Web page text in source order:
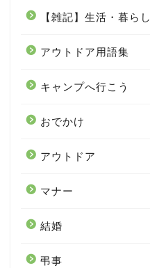
【雑記】生活・暮らし
アウトドア用語集
キャンプへ行こう
おでかけ
アウトドア
マナー
結婚
弔事